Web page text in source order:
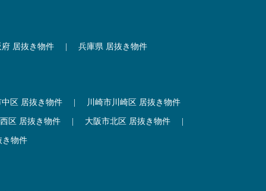
府 居抜き物件 兵庫県 居抜き物件
区 居抜き物件 川崎市川崎区 居抜き物件
区 居抜き物件 大阪市北区 居抜き物件
き物件